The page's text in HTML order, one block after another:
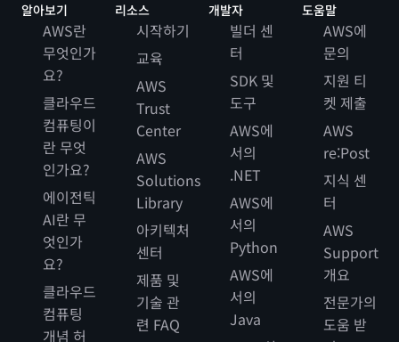
알아보기
AWS란
무엇인가
요?
클라우드
컴퓨팅이
란 무엇
인가요?
에이전틱
AI란 무
엇인가
요?
클라우드
컴퓨팅
개념 허
리소스
시작하기
교육
AWS
Trust
Center
AWS
Solutions
Library
아키텍처
센터
제품 및
기술 관
련 FAQ
개발자
빌더 센
터
SDK 및
도구
AWS에
서의
.NET
AWS에
서의
Python
AWS에
서의
Java
도움말
AWS에
문의
지원 티
켓 제출
AWS
re:Post
지식 센
터
AWS
Support
개요
전문가의
도움 받